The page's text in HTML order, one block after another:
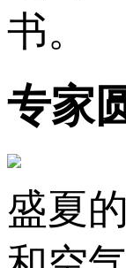
书。
专家
盛夏